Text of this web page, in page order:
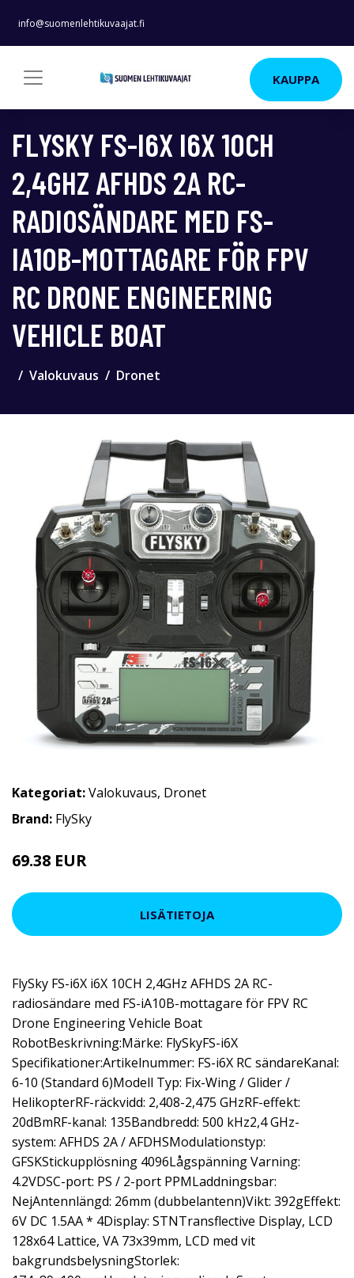
info@suomenlehtikuvaajat.fi
KAUPPA
FLYSKY FS-I6X I6X 10CH
2,4GHZ AFHDS 2A RC-
RADIOSÄNDARE MED FS-
IA10B-MOTTAGARE FÖR FPV
RC DRONE ENGINEERING
VEHICLE BOAT
Valokuvaus Dronet
Kategoriat:Valokuvaus, Dronet
Brand: FlySky
69.38 EUR
LISÄTIETOJA
FlySky FS-i6X i6X 10CH 2,4GHz AFHDS 2A RC-
radiosändare med FS-iA10B-mottagare för FPV RC
Drone Engineering Vehicle Boat
RobotBeskrivning:Märke: FlySkyFS-i6X
Specifikationer:Artikelnummer: FS-i6X RC sändareKanal:
6-10 (Standard 6)Modell Typ: Fix-Wing / Glider /
HelikopterRF-räckvidd: 2,408-2,475 GHzRF-effekt:
20dBmRF-kanal: 135Bandbredd: 500 kHz2,4 GHz-
system: AFHDS 2A / AFDHSModulationstyp:
GFSKStickupplösning 4096Lågspänning Varning:
4.2VDSC-port: PS / 2-port PPMLaddningsbar:
NejAntennlängd: 26mm (dubbelantenn)Vikt: 392gEffekt:
6V DC 1.5AA * 4Display: STNTransflective Display, LCD
128x64 Lattice, VA 73x39mm, LCD med vit
bakgrundsbelysningStorlek: